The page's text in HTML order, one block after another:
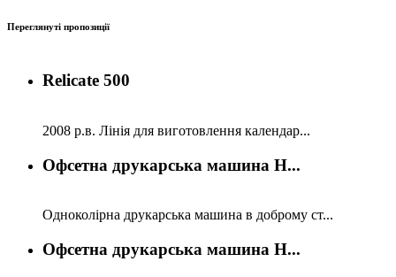
Переглянуті пропозиції
Relicate 500
2008 р.в. Лінія для виготовлення календар...
Офсетна друкарська машина H...
Одноколірна друкарська машина в доброму ст...
Офсетна друкарська машина H...